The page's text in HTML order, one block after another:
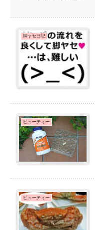
脚ヤセ日記
ビューティー
ビューティー